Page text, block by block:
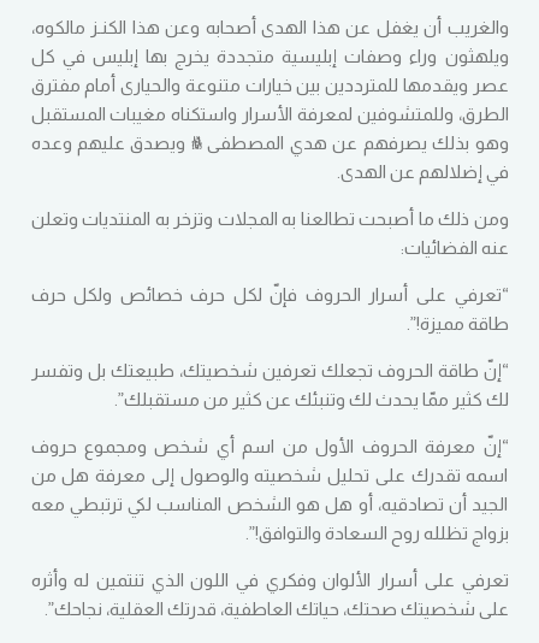
والغريب أن يغفل عن هذا الهدى أصحابه وعن هذا الكنـز مالكوه،
ويلهثون وراء وصفات إبليسية متجددة يخرج بها إبليس في كل
عصر ويقدمها للمترددين بين خيارات متنوعة والحيارى أمام مفترق
الطرق، وللمتشوفين لمعرفة الأسرار واستكناه مغيبات المستقبل
وهو بذلك يصرفهم عن هدي المصطفى ﷺ ويصدق عليهم وعده
في إضلالهم عن الهدى
ومن ذلك ما أصبحت تطالعنا به المجلات وتزخر به المنتديات وتعلن
عنه الفضائيات:
“تعرفي على أسرار الحروف فإنّ لكل حرف خصائص ولكل حرف
طاقة مميزة!”.
“إنّ طاقة الحروف تجعلك تعرفين شخصيتك، طبيعتك بل وتفسر
لك كثير ممّا يحدث لك وتنبئك عن كثير من مستقبلك”
“إنّ معرفة الحروف الأول من اسم أي شخص ومجموع حروف
اسمه تقدرك على تحليل شخصيته والوصول إلى معرفة هل من
الجيد أن تصادقيه، أو هل هو الشخص المناسب لكي ترتبطي معه
بزواج تظلله روح السعادة والتوافق!”.
تعرفي على أسرار الألوان وفكري في اللون الذي تنتمين له وأثره
على شخصيتك صحتك، حياتك العاطفية، قدرتك العقلية، نجاحك”.